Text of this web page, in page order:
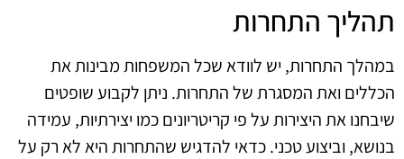
תהליך התחרות
במהלך התחרות, יש לוודא שכל המשפחות מבינות את
הכללים ואת המסגרת של התחרות. ניתן לקבוע שופטים
שיבחנו את היצירות על פי קריטריונים כמו יצירתיות, עמידה
בנושא, וביצוע טכני. כדאי להדגיש שהתחרות היא לא רק על